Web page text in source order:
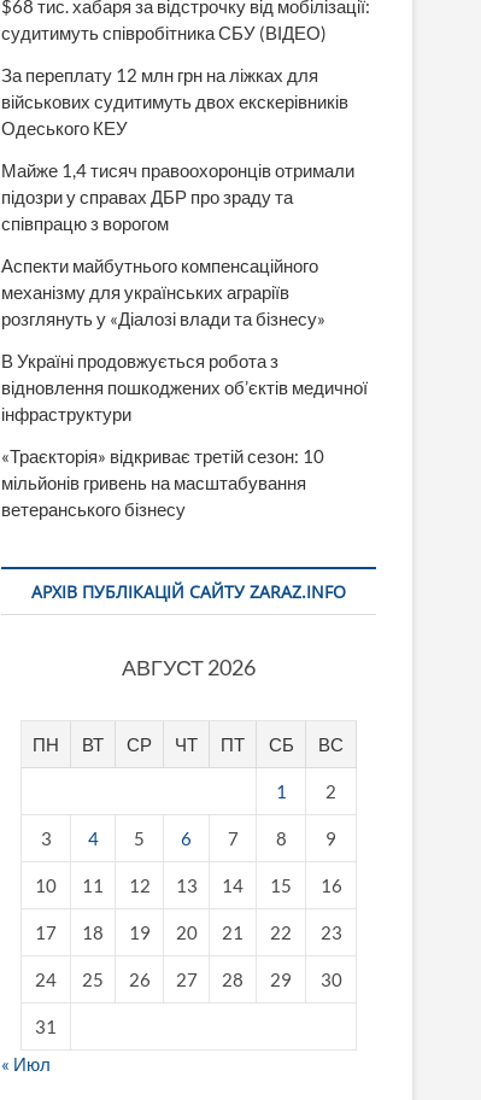
$68 тис. хабаря за відстрочку від мобілізації:
судитимуть співробітника СБУ (ВІДЕО)
За переплату 12 млн грн на ліжках для
військових судитимуть двох екскерівників
Одеського КЕУ
Майже 1,4 тисяч правоохоронців отримали
підозри у справах ДБР про зраду та
співпрацю з ворогом
Аспекти майбутнього компенсаційного
механізму для українських аграріїв
розглянуть у «Діалозі влади та бізнесу»
В Україні продовжується робота з
відновлення пошкоджених об’єктів медичної
інфраструктури
«Траєкторія» відкриває третій сезон: 10
мільйонів гривень на масштабування
ветеранського бізнесу
АРХІВ ПУБЛІКАЦІЙ САЙТУ ZARAZ.INFO
АВГУСТ 2026
ПН ВТ СР ЧТ ПТ СБ ВС
1 2
3 4 5 6 7 8 9
10 11 12 13 14 15 16
17 18 19 20 21 22 23
24 25 26 27 28 29 30
31
« Июл